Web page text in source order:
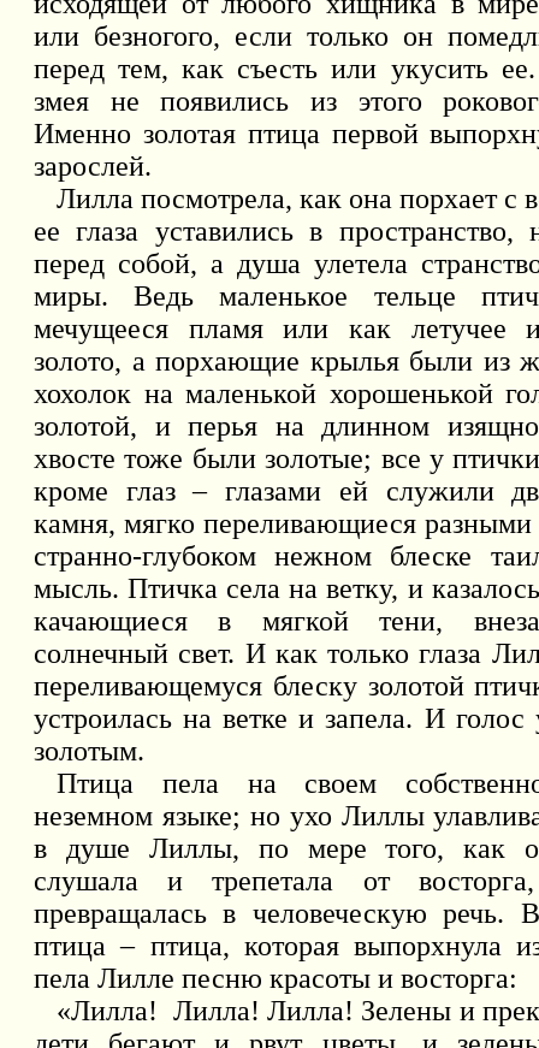
или безногого, если только он
перед тем, как съесть или укусить
змея не появились из этого
Именно золотая птица первой
зарослей.
Лилла посмотрела, как она порхает с
ее глаза уставились в пространство,
перед собой, а душа улетела
миры. Ведь маленькое тельце
мечущееся пламя или как летучее и
золото, а порхающие крылья были из
хохолок на маленькой хорошенькой
золотой, и перья на длинном
хвосте тоже были золотые; все у
кроме глаз – глазами ей служили
камня, мягко переливающиеся
странно-глубоком нежном блеске
мысль. Птичка села на ветку, и
качающиеся в мягкой тени,
солнечный свет. И как только глаза
переливающемуся блеску золотой
устроилась на ветке и запела. И
золотым.
Птица пела на своем
неземном языке; но ухо Лиллы
в душе Лиллы, по мере того, как
слушала и трепетала от
превращалась в человеческую речь.
птица – птица, которая выпорхнула
пела Лилле песню красоты и восторга:
«Лилла! Лилла! Лилла! Зелены и